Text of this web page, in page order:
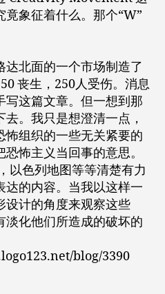
象征着什么。那个“W”
北面的一个市场制造了
丧生，250人受伤。消息
这篇文章。但一想到那
。我只是想澄清一点，
组织的一些无关紧要的
怖主义当回事的意思。
以色列地图等等清楚有力
的内容。当我以这样一
设计的角度来观察这些
化他们所造成的破坏的
blog/3390